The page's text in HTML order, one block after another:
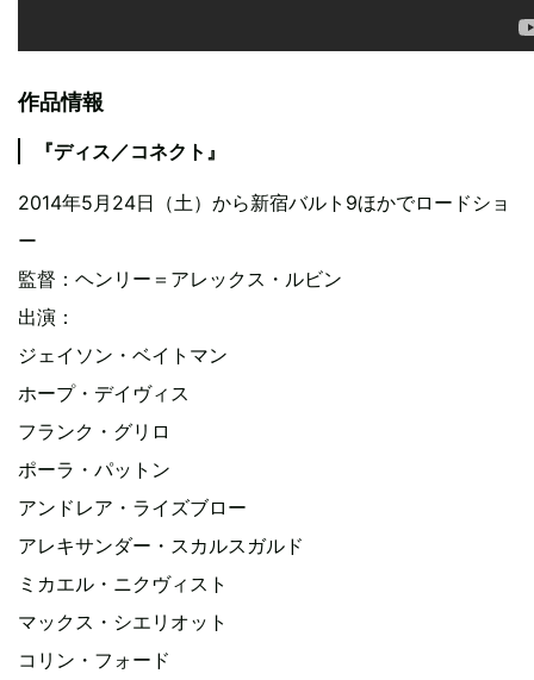
作品情報
『ディス／コネクト』
2014年5月24日（土）から新宿バルト9ほかでロードショ
ー
監督：ヘンリー＝アレックス・ルビン
出演：
ジェイソン・ベイトマン
ホープ・デイヴィス
フランク・グリロ
ポーラ・パットン
アンドレア・ライズブロー
アレキサンダー・スカルスガルド
ミカエル・ニクヴィスト
マックス・シエリオット
コリン・フォード